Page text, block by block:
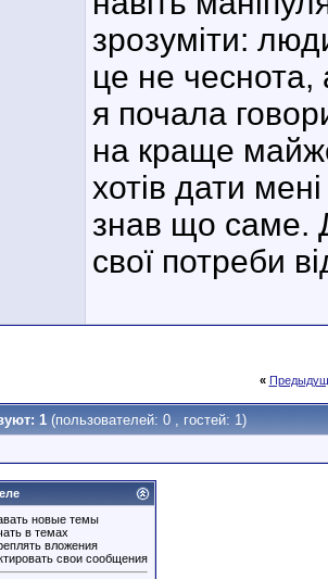
зрозуміти:
це не чеснота,
я почала
на краще
хотів дати
знав що саме.
свої потреби
«
1 (пользователей: 0 , гостей: 1)
новые темы
в темах
вложения
свои сообщения